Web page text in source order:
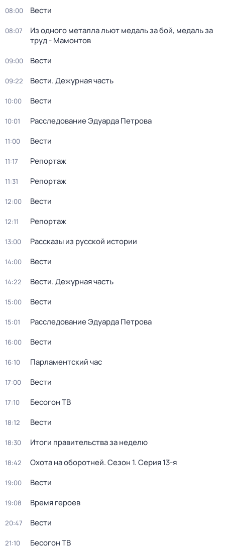
08:00 Вести
08:07
Из одного металла льют медаль за бой, медаль за
труд - Мамонтов
09:00 Вести
09:22 Вести. Дежурная часть
10:00 Вести
10:01 Расследование Эдуарда Петрова
11:00 Вести
11:17 Репортаж
11:31 Репортаж
12:00 Вести
12:11 Репортаж
13:00 Рассказы из русской истории
14:00 Вести
14:22 Вести. Дежурная часть
15:00 Вести
15:01 Расследование Эдуарда Петрова
16:00 Вести
16:10 Парламентский час
17:00 Вести
17:10 Бесогон ТВ
18:12 Вести
18:30 Итоги правительства за неделю
18:42 Охота на оборотней. Сезон 1. Серия 13-я
19:00 Вести
19:08 Время героев
20:47 Вести
21:10 Бесогон ТВ